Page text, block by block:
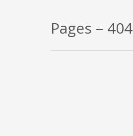
Pages – 404